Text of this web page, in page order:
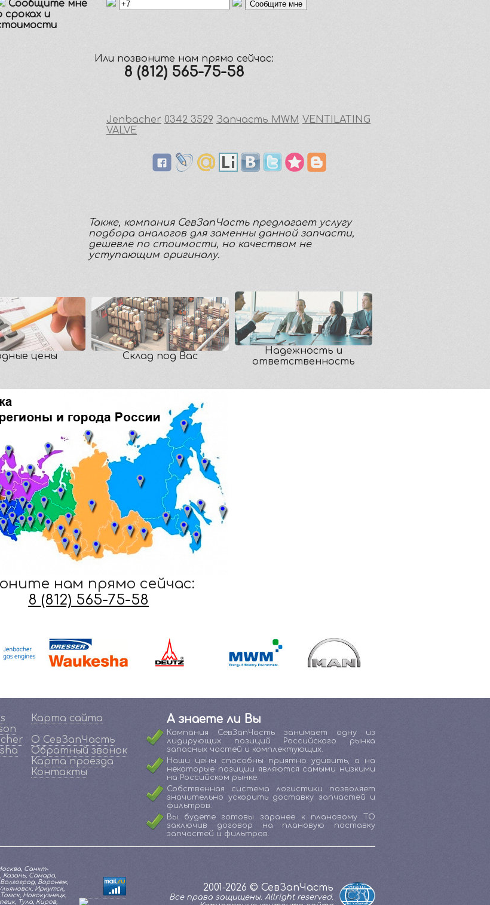
Сообщите мне
сроках и
Или позвоните нам прямо сейчас:
8 (812) 565-75-58
Jenbacher 0342 3529 Запчасть MWM VENTILATING
VALVE
Также, компания СевЗапЧасть предлагает услугу
подбора аналогов для заменны данной запчасти,
дешевле по стоимости, но качеством не
уступающим оригиналу.
цены Склад под Вас
Надежность и
ответственность
нам прямо сейчас:
8 (812) 565-75-58
Карта сайта
О СевЗапЧасть
Обратный звонок
Карта проезда
Контакты
А знаете ли Вы
Компания СевЗапЧасть занимает одну из
лидирующих позиций Российского рынка
запасных частей и комплектующих.
Наши цены способны приятно удивить, а на
некоторые позиции являются самыми низкими
на Российском рынке.
Собственная система логистики позволяет
значительно ускорить доставку запчастей и
фильтров.
Вы будете готовы заранее к плановому ТО
заключив договор на плановую поставку
запчастей и фильтров.
Санкт-
Самара,
Воронеж,
Иркутск,
Новокузнецк,
Тула, Киров,
2001-2026 © СевЗапЧасть
Все права защищены. Allright reserved.